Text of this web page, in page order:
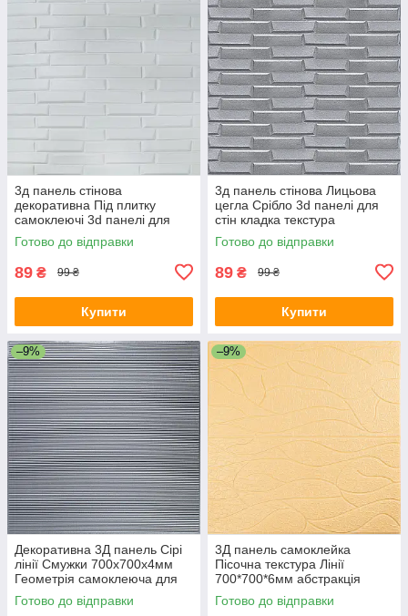
3д панель стінова
декоративна Під плитку
самоклеючі 3d панелі для
стін текстурна 700x770x5 мм
(31) SW-00000167
Готово до відправки
89 ₴ 99 ₴
Купити
3д панель стінова Лицьова
цегла Срібло 3d панелі для
стін кладка текстура
700x770x5мм (34) SW-
00000217
Готово до відправки
89 ₴ 99 ₴
Купити
–9%
Декоративна 3Д панель Сірі
лінії Смужки 700х700х4мм
Геометрія самоклеюча для
стін текстурна SW-00001952
Готово до відправки
–9%
3Д панель самоклейка
Пісочна текстура Лінії
700*700*6мм абстракція
декоративна текстурна
стінова SW-00001949
Готово до відправки